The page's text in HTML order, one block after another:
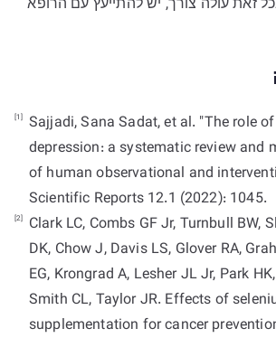
זאת עולה צורך, יש להתייעץ עם הרופא
[1] Sajjadi, Sana Sadat, et al. "The role
depression: a systematic review and
of human observational and
[2]
Clark LC, Combs GF Jr, Turnbull BW,
DK, Chow J, Davis LS, Glover RA,
EG, Krongrad A, Lesher JL Jr, Park
Smith CL, Taylor JR. Effects of
supplementation for cancer